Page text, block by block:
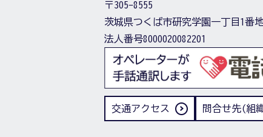
〒305-8555
茨城県つくば市研究学園一丁目1番地
法人番号8000020082201
交通アクセス 問合せ先(組